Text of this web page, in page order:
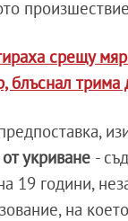
срещу
блъснал трима
укриване -
19 години,
на